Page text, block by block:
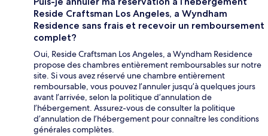
Reside Craftsman Los Angeles, a Wyndham
Residence sans frais et recevoir un remboursement
complet?
Oui, Reside Craftsman Los Angeles, a Wyndham Residence
propose des chambres entièrement remboursables sur notre
site. Si vous avez réservé une chambre entièrement
remboursable, vous pouvez l’annuler jusqu’à quelques jours
avant l’arrivée, selon la politique d’annulation de
l’hébergement. Assurez-vous de consulter la politique
d’annulation de l’hébergement pour connaître les conditions
générales complètes.